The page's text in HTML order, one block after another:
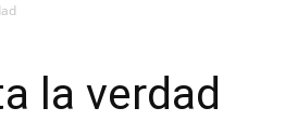
la verdad